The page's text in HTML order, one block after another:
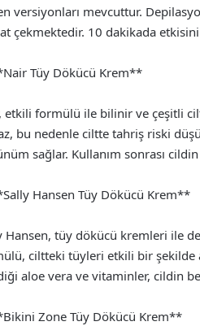
versiyonları mevcuttur.
çekmektedir. 10 dakikada
Tüy Dökücü Krem**
etkili formülü ile bilinir ve çeşitli
bu nedenle ciltte tahriş riski
sağlar. Kullanım sonrası
Hansen Tüy Dökücü Krem**
Hansen, tüy dökücü kremleri ile
ciltteki tüyleri etkili bir şekilde
aloe vera ve vitaminler, cildin
Zone Tüy Dökücü Krem**